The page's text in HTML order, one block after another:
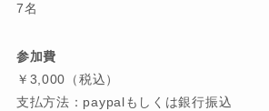
7名
参加費
￥3,000（税込）
支払方法：paypalもしくは銀行振込